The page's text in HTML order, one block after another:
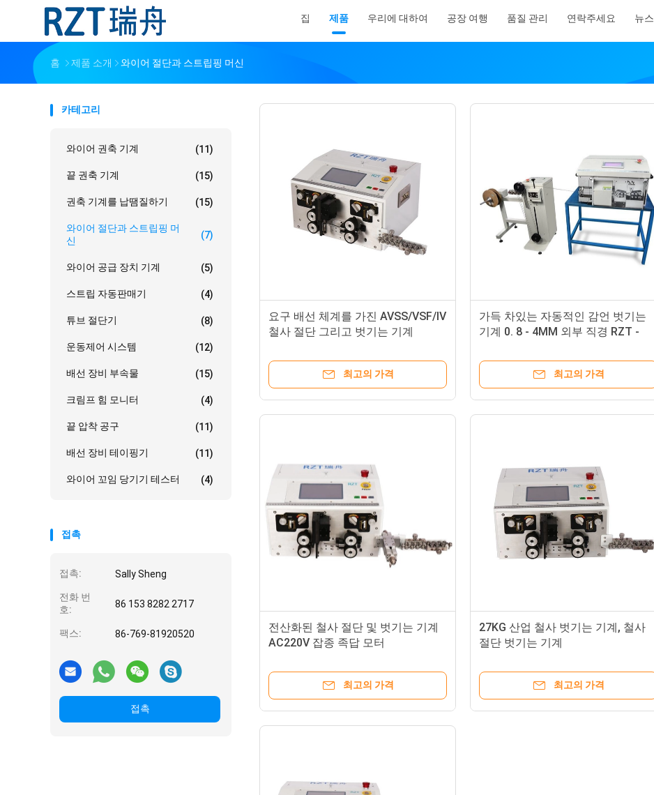
집 제품 우리에 대하여 공장 여행 품질 관리 연락주세요 뉴스
홈 제품 소개 와이어 절단과 스트립핑 머신
카테고리
와이어 권축 기계 (11)
끝 권축 기계 (15)
권축 기계를 납땜질하기 (15)
와이어 절단과 스트립핑 머
신
(7)
와이어 공급 장치 기계 (5)
스트립 자동판매기 (4)
튜브 절단기 (8)
운동제어 시스템 (12)
배선 장비 부속물 (15)
크림프 힘 모니터 (4)
끝 압착 공구 (11)
배선 장비 테이핑기 (11)
와이어 꼬임 당기기 테스터 (4)
접촉
접촉: Sally Sheng
전화 번
호:
86 153 8282 2717
팩스: 86-769-81920520
접촉
요구 배선 체계를 가진 AVSS/VSF/IV
철사 절단 그리고 벗기는 기계
최고의 가격
가득 차있는 자동적인 감언 벗기는
기계 0. 8 - 4MM 외부 직경 RZT -
최고의 가격
전산화된 철사 절단 및 벗기는 기계
AC220V 잡종 족답 모터
최고의 가격
27KG 산업 철사 벗기는 기계, 철사
절단 벗기는 기계
최고의 가격